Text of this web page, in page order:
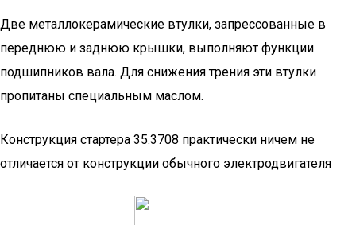
Две металлокерамические втулки, запрессованные в
переднюю и заднюю крышки, выполняют функции
подшипников вала. Для снижения трения эти втулки
пропитаны специальным маслом.
Конструкция стартера 35.3708 практически ничем не
отличается от конструкции обычного электродвигателя